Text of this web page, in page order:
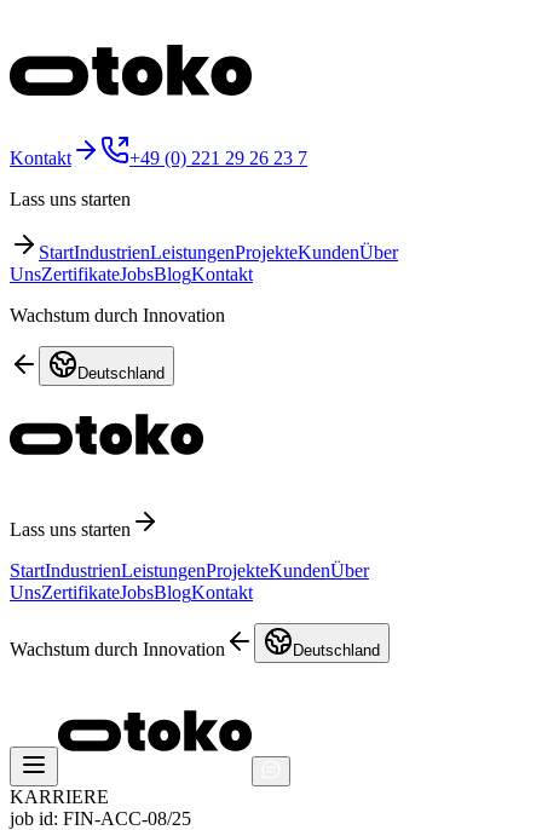
Kontakt
+49 (0) 221 29 26 23 7
Lass uns starten
StartIndustrienLeistungenProjekteKundenÜber
UnsZertifikateJobsBlogKontakt
Wachstum durch Innovation
Deutschland
Lass uns starten
StartIndustrienLeistungenProjekteKundenÜber
UnsZertifikateJobsBlogKontakt
Wachstum durch Innovation Deutschland
KARRIERE
job id: FIN-ACC-08/25